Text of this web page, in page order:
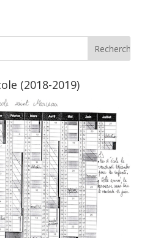
(2018-2019)